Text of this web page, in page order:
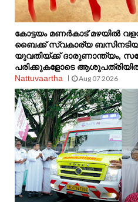
കോട്ടയം മണർകാട് മഴയിൽ
ബൈക്ക് സ്വകാര്യ
യുവതിയ്ക്ക് ദാരുണാന്ത്യം,
പരിക്കുകളോടെ ആശുപത്രിയിൽ
Nattuvaartha
Aug 07 2026